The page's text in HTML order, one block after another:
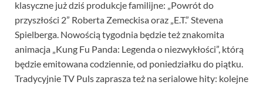
klasyczne już dziś produkcje familijne: „Powrót do
przyszłości 2” Roberta Zemeckisa oraz „E.T.” Stevena
Spielberga. Nowością tygodnia będzie też znakomita
animacja „Kung Fu Panda: Legenda o niezwykłości”, którą
będzie emitowana codziennie, od poniedziałku do piątku.
Tradycyjnie TV Puls zaprasza też na serialowe hity: kolejne